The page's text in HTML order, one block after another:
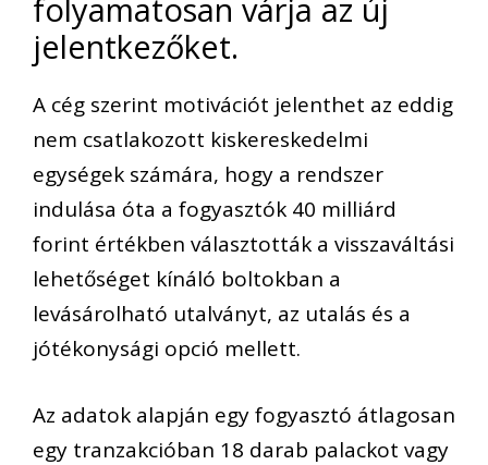
folyamatosan várja az új
jelentkezőket.
A cég szerint motivációt jelenthet az eddig
nem csatlakozott kiskereskedelmi
egységek számára, hogy a rendszer
indulása óta a fogyasztók 40 milliárd
forint értékben választották a visszaváltási
lehetőséget kínáló boltokban a
levásárolható utalványt, az utalás és a
jótékonysági opció mellett.
Az adatok alapján egy fogyasztó átlagosan
egy tranzakcióban 18 darab palackot vagy